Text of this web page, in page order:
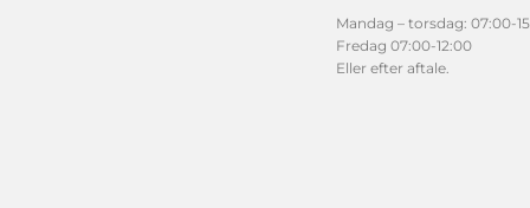
Mandag – torsdag: 07:00-
Fredag 07:00-12:00
Eller efter aftale.